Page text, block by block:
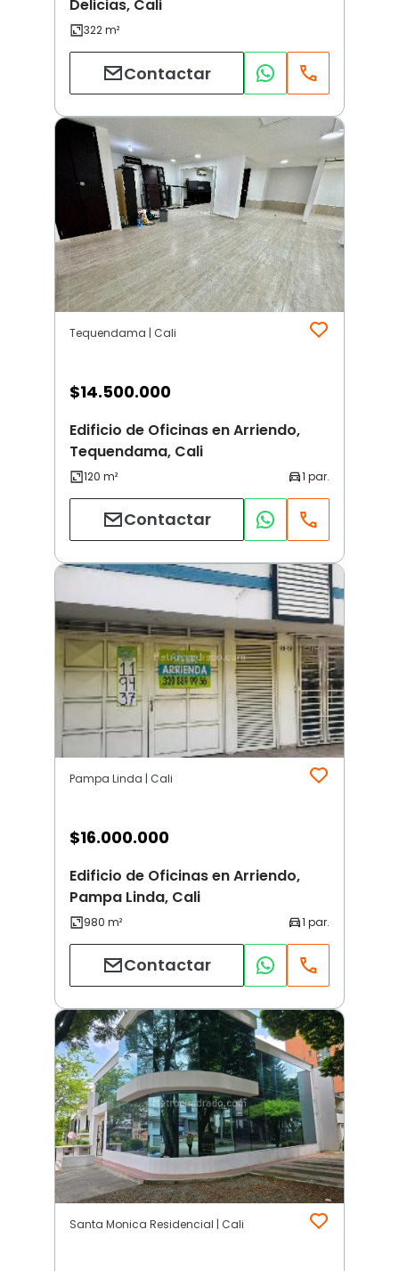
Delicias, Cali
Contactar
Tequendama | Cali
$14.500.000
Edificio de Oficinas en Arriendo,
Tequendama, Cali
Contactar
Pampa Linda | Cali
$16.000.000
Edificio de Oficinas en Arriendo,
Pampa Linda, Cali
Contactar
Santa Monica Residencial | Cali